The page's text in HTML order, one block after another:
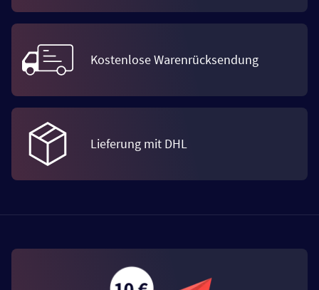
Kostenlose Warenrücksendung
Lieferung mit DHL